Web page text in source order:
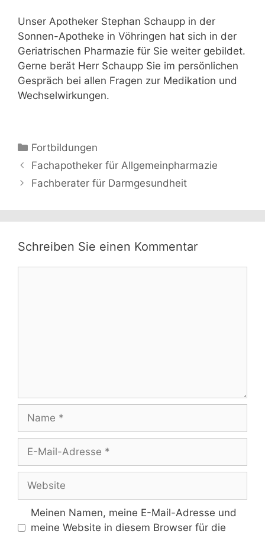
Unser Apotheker Stephan Schaupp in der
Sonnen-Apotheke in Vöhringen hat sich in der
Geriatrischen Pharmazie für Sie weiter gebildet.
Gerne berät Herr Schaupp Sie im persönlichen
Gespräch bei allen Fragen zur Medikation und
Wechselwirkungen.
Kategorien
Fortbildungen
Fachapotheker für Allgemeinpharmazie
Fachberater für Darmgesundheit
Schreiben Sie einen Kommentar
Mail-
Adresse
Meinen Namen, meine E-Mail-Adresse und
meine Website in diesem Browser für die